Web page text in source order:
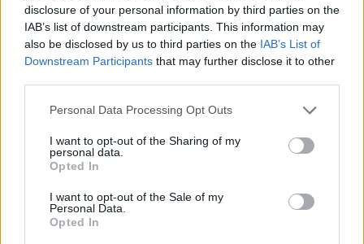
disclosure of your personal information by third parties on the
IAB’s list of downstream participants. This information may
also be disclosed by us to third parties on the IAB’s List of
Downstream Participants that may further disclose it to other
Personal Data Processing Opt Outs
I want to opt-out of the Sharing of my
personal data.
Opted In
I want to opt-out of the Sale of my
Personal Data.
Opted In
6 Agosto, 2026 - 12:15